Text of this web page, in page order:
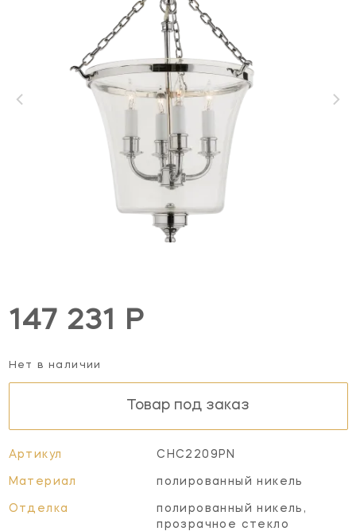
147 231 Р
Нет в наличии
Товар под заказ
Артикул CHC2209PN
Материал полированный никель
Отделка
полированный никель,
прозрачное стекло